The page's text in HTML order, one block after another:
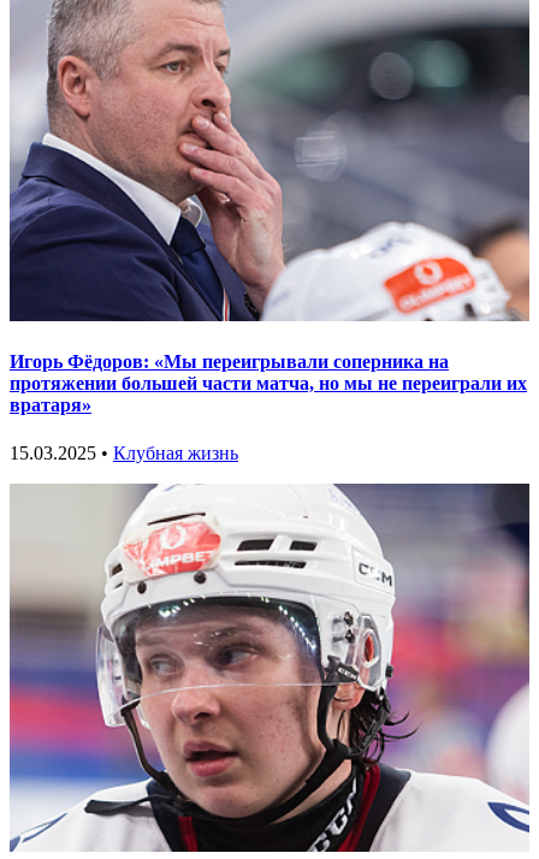
Игорь Фёдоров: «Мы переигрывали соперника на
протяжении большей части матча, но мы не переиграли их
вратаря»
15.03.2025 • Клубная жизнь